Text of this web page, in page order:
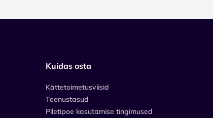
Kuidas osta
Kättetoimetusviisid
Teenustasud
Piletipoe kasutamise tingimused